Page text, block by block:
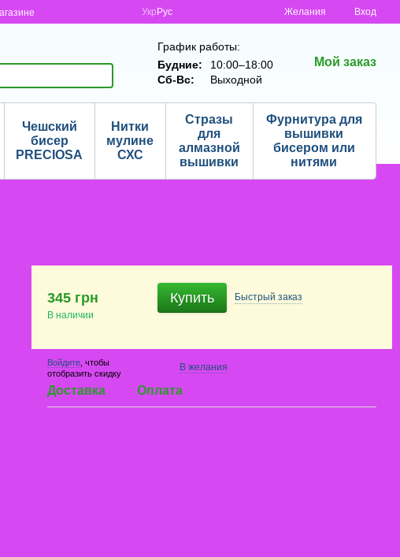
Укр Рус Желания Вход
График работы:
Будние:
10:00–18:00
Сб-Вс:
Выходной
Мой заказ
Чешский
бисер
PRECIOSA
Нитки
мулине
СХС
Стразы
для
алмазной
вышивки
Фурнитура для
вышивки
бисером или
нитями
345 грн
В наличии
Купить Быстрый заказ
Войдите , чтобы
отобразить скидку
В желания
Доставка Оплата